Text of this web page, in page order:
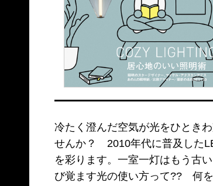
冷たく澄んだ空気が光をひとき
せんか？ 2010年代に普及した
を彩ります。一室一灯はもう
び覚ます光の使い方って?? 何